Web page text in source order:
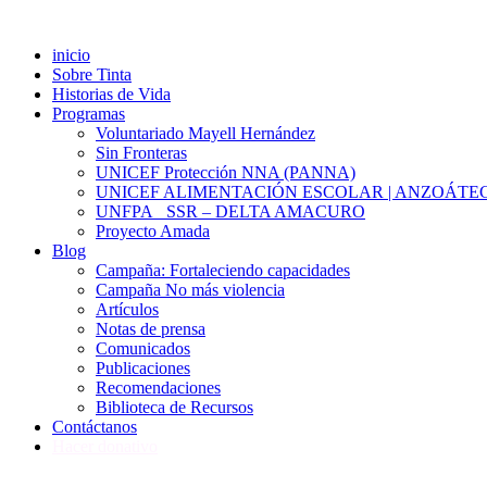
inicio
Sobre Tinta
Historias de Vida
Programas
Voluntariado Mayell Hernández
Sin Fronteras
UNICEF Protección NNA (PANNA)
UNICEF ALIMENTACIÓN ESCOLAR |
UNFPA_ SSR – DELTA AMACURO
Proyecto Amada
Blog
Campaña: Fortaleciendo capacidades
Campaña No más violencia
Artículos
Notas de prensa
Comunicados
Publicaciones
Recomendaciones
Biblioteca de Recursos
Contáctanos